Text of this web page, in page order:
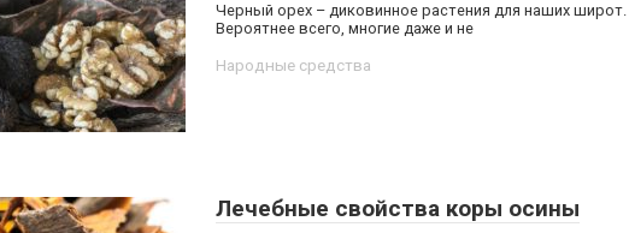
Черный орех – диковинное растения для наших широт.
Вероятнее всего, многие даже и не
Народные средства
Лечебные свойства коры осины